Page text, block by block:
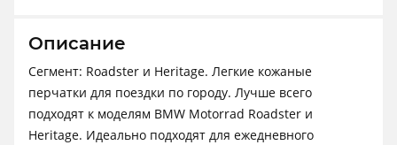
Описание
Сегмент: Roadster и Heritage. Легкие кожаные
перчатки для поездки по городу. Лучше всего
подходят к моделям BMW Motorrad Roadster и
Heritage. Идеально подходят для ежедневного